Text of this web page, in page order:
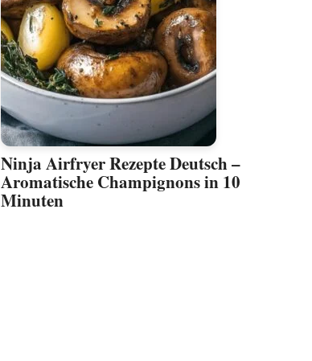
Ninja Airfryer Rezepte Deutsch –
Aromatische Champignons in 10
Minuten